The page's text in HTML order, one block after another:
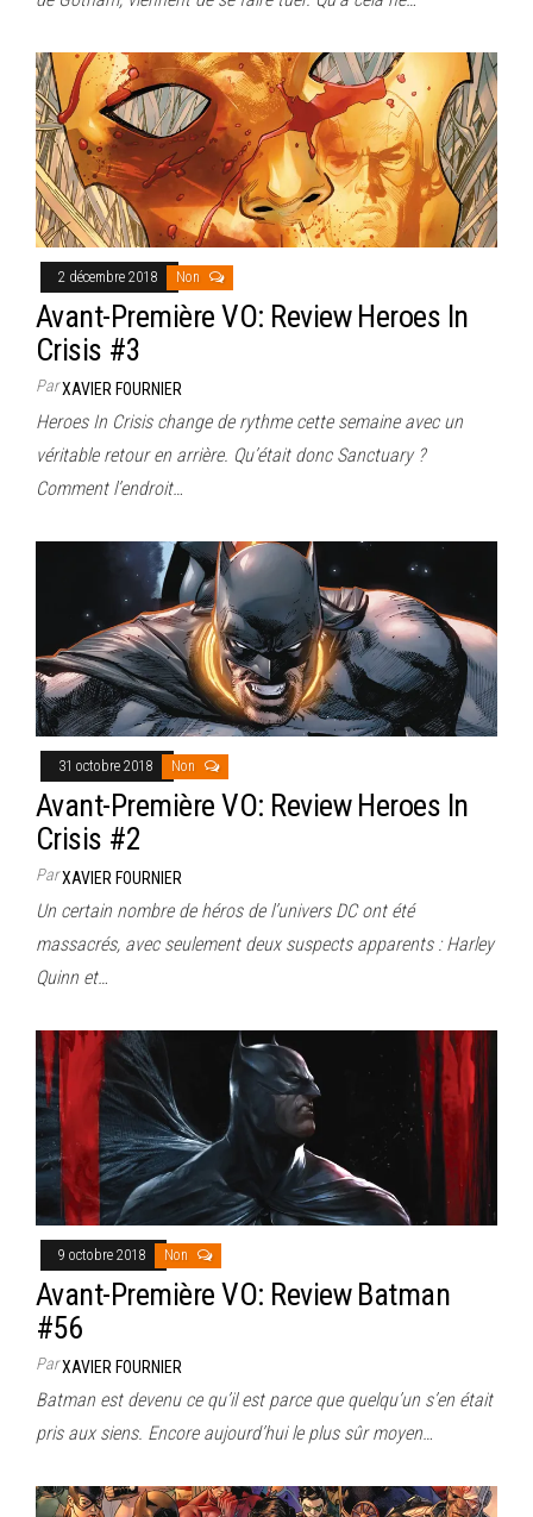
2 décembre 2018 Non
Avant-Première VO: Review Heroes In
Crisis #3
ParXAVIER FOURNIER
Heroes In Crisis change de rythme cette semaine avec un
véritable retour en arrière. Qu’était donc Sanctuary ?
Comment l’endroit…
31 octobre 2018 Non
Avant-Première VO: Review Heroes In
Crisis #2
ParXAVIER FOURNIER
Un certain nombre de héros de l’univers DC ont été
massacrés, avec seulement deux suspects apparents : Harley
Quinn et…
9 octobre 2018 Non
Avant-Première VO: Review Batman
#56
ParXAVIER FOURNIER
Batman est devenu ce qu’il est parce que quelqu’un s’en était
pris aux siens. Encore aujourd’hui le plus sûr moyen…